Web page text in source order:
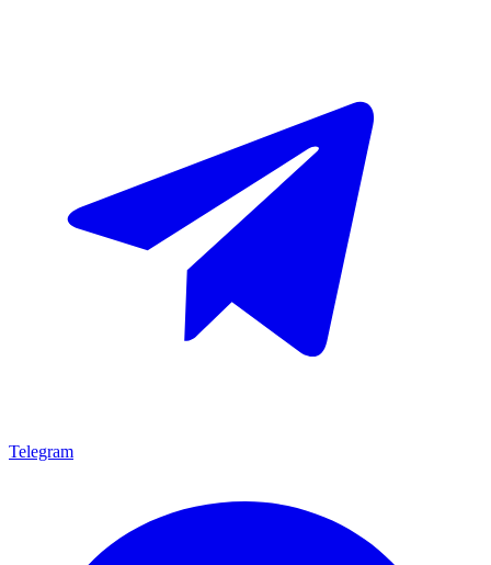
Telegram